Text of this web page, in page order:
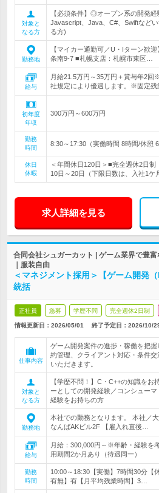
対象と
なる方
【必須条件】◎オープン系の開発経
Javascript、Java、C#、Swiftなど
る方)
勤務地
【マイカー通勤可／U・Iターン歓
条南9-7 ■札幌支店：札幌市東区…
給与
月給21.5万円～35万円＋賞与年2
社規定により優遇します。※固定残
初年度
年収
300万円～600万円
勤務
時間
8:30～17:30（実働時間 8時間/休憩
休日
休暇
＜年間休日120日＞■完全週休2日
10日～20日（下限日数は、入社1ケ
求人詳細を見る
合同会社シュガーカット | ゲーム業界で豊
｜服装自由
＜マネジメント採用＞【ゲーム開発
統括
正社員 急募 学歴不問 完全週休2日制
情報更新日：2026/05/01 終了予定日： 2026/10/
仕事内容
ゲーム開発案件の進捗・稼働を把
約管理、クライアント対応・条件
いただきます。
対象と
なる方
【学歴不問！】C・C++の知識をお
ーとしての開発経験／コンシュー
経験をお持ちの方
勤務地
本社での勤務となります。 本社／
なんばAKビル2F 【雇入れ直後…
給与
月給：300,000円～※年齢・経験を
用期間2か月あり（待遇同一）
勤務
時間
10:00～18:30【実働】7時間30分【
有無】有【月平均残業時間】3…